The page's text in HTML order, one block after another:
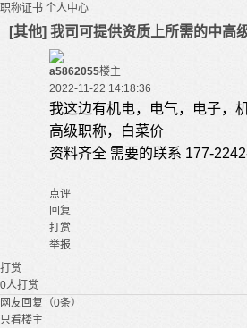
职称证书 个人中心
[其他] 我司可提供资质上所需的中高
a5862055楼主
2022-11-22 14:18:36
我这边有机电，电气，电子，
高级职称，白菜价
资料齐全 需要的联系 177-
点评
回复
打赏
举报
打赏
0人打赏
网友回复（0条）
只看楼主